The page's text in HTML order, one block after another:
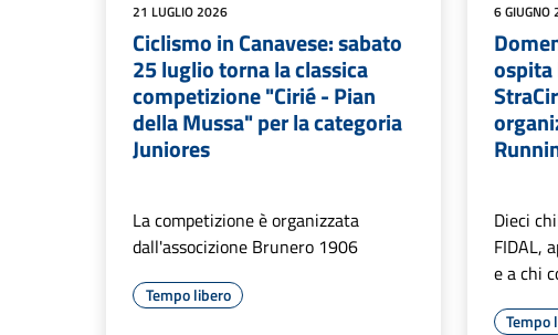
21 LUGLIO 2026
Ciclismo in Canavese: sabato
25 luglio torna la classica
competizione "Cirié - Pian
della Mussa" per la categoria
Juniores
La competizione è organizzata
dall'associzione Brunero 1906
Tempo libero
6 GIUGNO
ospita
Dieci
FIDAL,
e a chi
Tempo